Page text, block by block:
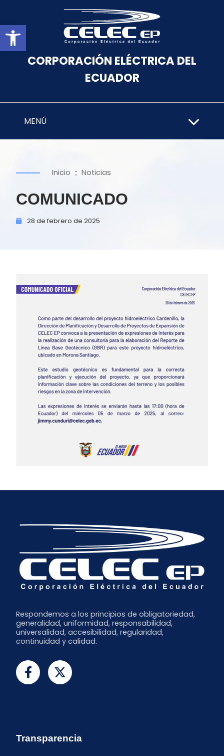
Abrir barra de herramientas
CORPORACIÓN ELÉCTRICA DEL
ECUADOR
MENÚ
Inicio :: Noticias
COMUNICADO
28 de febrero de 2025
Respondemos a los principios de obligatoriedad,
generalidad, uniformidad, responsabilidad,
universalidad, accesibilidad, regularidad,
continuidad y calidad.
Transparencia